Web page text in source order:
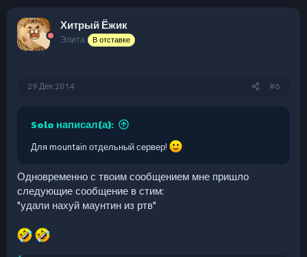
ц
и
и
Хитрый Ёжик
Элита В отставке
29 Дек 2014 #6
Solo написал(а):
Для mountain отдельный сервер!
Одновременно с твоим сообщением мне пришло
следующие сообщение в стим:
"удали нахуй маунтин из ртв"